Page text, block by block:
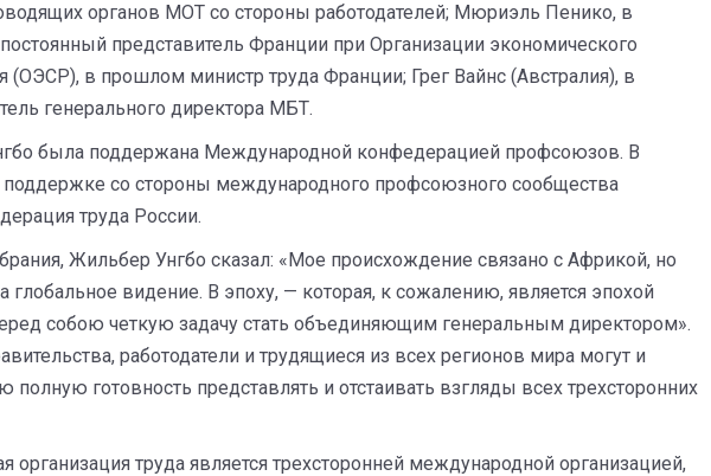
органов МОТ со стороны работодателей; Мюриэль Пенико, в
представитель Франции при Организации экономического
(ОЭСР), в прошлом министр труда Франции; Грег Вайнс (Австралия), в
генерального директора МБТ.
была поддержана Международной конфедерацией профсоюзов. В
со стороны международного профсоюзного сообщества
труда России.
Жильбер Унгбо сказал: «Мое происхождение связано с Африкой, но
видение. В эпоху, — которая, к сожалению, является эпохой
собою четкую задачу стать объединяющим генеральным директором».
работодатели и трудящиеся из всех регионов мира могут и
готовность представлять и отстаивать взгляды всех трехсторонних
труда является трехсторонней международной организацией,